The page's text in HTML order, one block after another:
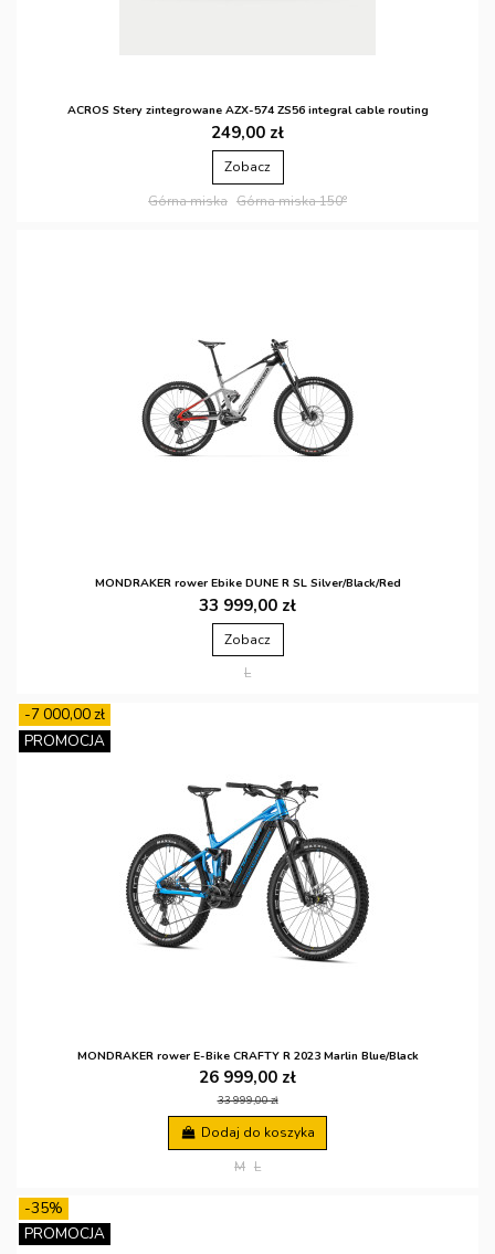
ACROS Stery zintegrowane AZX-574 ZS56 integral cable routing
249,00 zł
Zobacz
Górna miska Górna miska 150°
MONDRAKER rower Ebike DUNE R SL Silver/Black/Red
33 999,00 zł
Zobacz
L
-7 000,00 zł
PROMOCJA
MONDRAKER rower E-Bike CRAFTY R 2023 Marlin Blue/Black
26 999,00 zł
33 999,00 zł
Dodaj do koszyka
M L
-35%
PROMOCJA